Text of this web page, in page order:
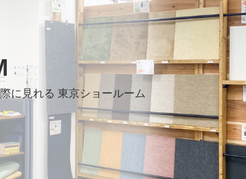
に見れる 東京ショールーム